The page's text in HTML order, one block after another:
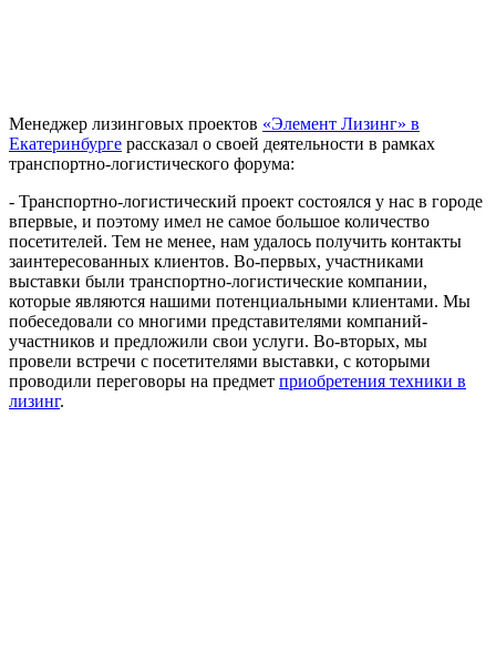
Менеджер лизинговых проектов «Элемент Лизинг» в
Екатеринбурге рассказал о своей деятельности в рамках
транспортно-логистического форума:
- Транспортно-логистический проект состоялся у нас в городе
впервые, и поэтому имел не самое большое количество
посетителей. Тем не менее, нам удалось получить контакты
заинтересованных клиентов. Во-первых, участниками
выставки были транспортно-логистические компании,
которые являются нашими потенциальными клиентами. Мы
побеседовали со многими представителями компаний-
участников и предложили свои услуги. Во-вторых, мы
провели встречи с посетителями выставки, с которыми
проводили переговоры на предмет приобретения техники в
лизинг.